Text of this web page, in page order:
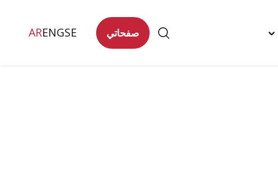
Toggle
صفحاتي SE
ENG
AR